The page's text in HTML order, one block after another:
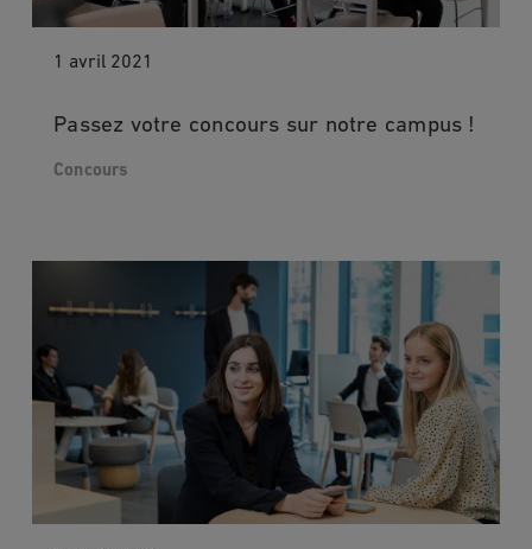
1 avril 2021
Passez votre concours sur notre campus !
Concours